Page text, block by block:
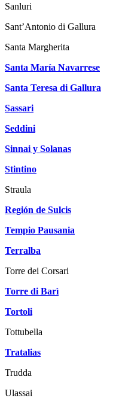
Sanluri
Sant’Antonio di Gallura
Santa Margherita
Santa María Navarrese
Santa Teresa di Gallura
Sassari
Seddini
Sinnai y Solanas
Stintino
Straula
Región de Sulcis
Tempio Pausania
Terralba
Torre dei Corsari
Torre di Barì
Tortoli
Tottubella
Tratalias
Trudda
Ulassai